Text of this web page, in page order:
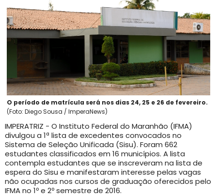
O período de matrícula será nos dias 24, 25 e 26 de fevereiro.
(Foto: Diego Sousa / ImperaNews)
IMPERATRIZ - O Instituto Federal do Maranhão (IFMA)
divulgou a 1ª lista de excedentes convocados no
Sistema de Seleção Unificada (Sisu). Foram 662
estudantes classificados em 16 municípios. A lista
contempla estudantes que se inscreveram na lista de
espera do Sisu e manifestaram interesse pelas vagas
não ocupadas nos cursos de graduação oferecidos pelo
IFMA no 1º e 2º semestre de 2016.